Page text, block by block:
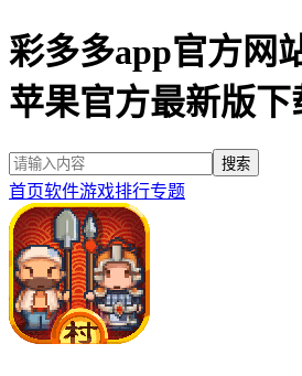
彩多多app官方网
苹果官方最新版下
首页软件游戏排行专题